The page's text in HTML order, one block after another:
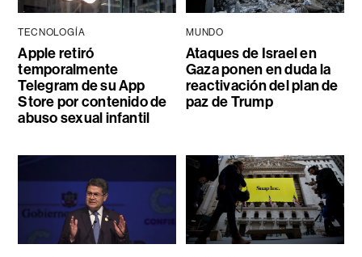
TECNOLOGÍA
Apple retiró
temporalmente
Telegram de su App
Store por contenido de
abuso sexual infantil
MUNDO
Ataques de Israel en
Gaza ponen en duda la
reactivación del plan de
paz de Trump